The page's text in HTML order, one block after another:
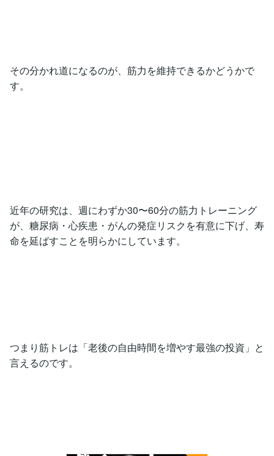
その分かれ道になるのが、筋力を維持できるかどうかで
す。
近年の研究は、週にわずか30〜60分の筋力トレーニング
が、糖尿病・心疾患・がんの発症リスクを有意に下げ、寿
命を延ばすことを明らかにしています。
つまり筋トレは「老後の自由時間を増やす最強の投資」と
言えるのです。